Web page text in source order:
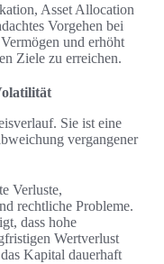
Asset Allocation
Vorgehen bei
und erhöht
Ziele zu erreichen.
Sie ist eine
vergangener
Verluste,
rechtliche Probleme.
dass hohe
Wertverlust
Kapital dauerhaft